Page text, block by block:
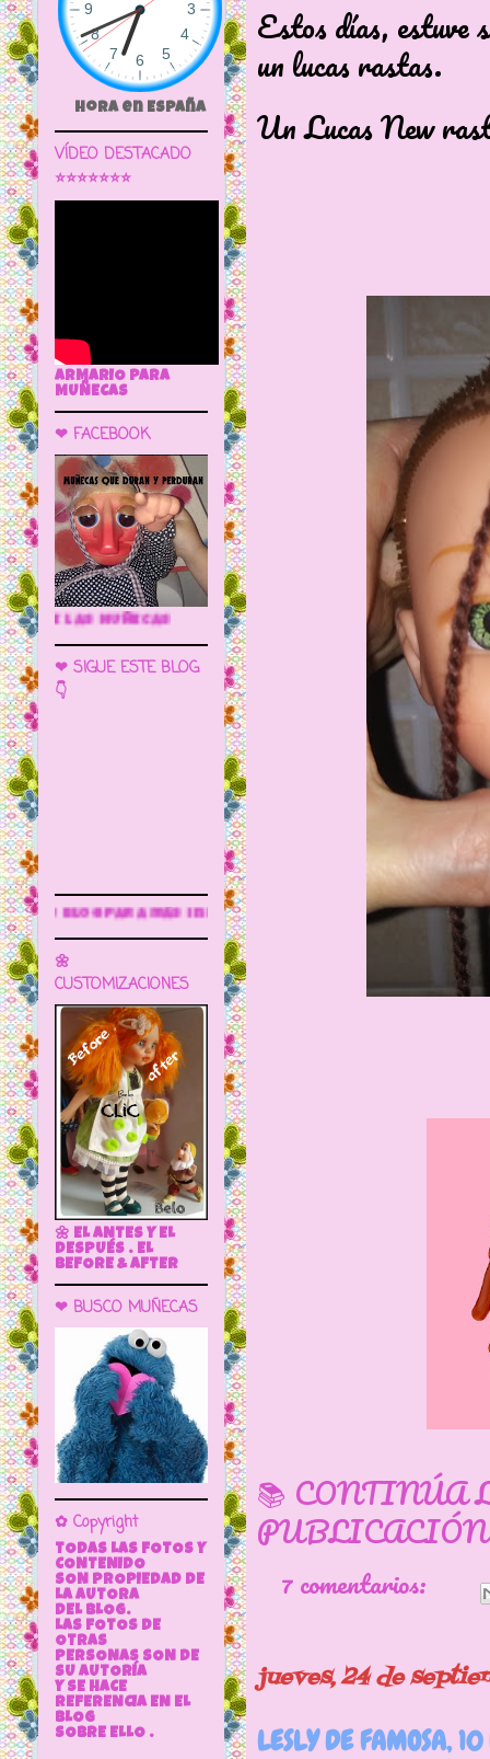
Estos días, estuve
un lucas rastas.
Un Lucas New
📚 CONTINÚA
7 comentarios:
jueves, 24 de
LESLY DE FAMOSA,
Hora en España
VÍDEO DESTACADO
⭐⭐⭐⭐⭐⭐⭐
ARMARIO PARA
MUÑECAS
❤ FACEBOOK
🌼 LA CUEVA DE LAS MUÑECAS
❤ SIGUE ESTE BLOG
👇
información
🌼
CUSTOMIZACIONES
🌼 EL ANTES Y EL
DESPUÉS . EL
BEFORE & AFTER
❤ BUSCO MUÑECAS
✿ Copyright
TODAS LAS FOTOS Y
CONTENIDO
SON PROPIEDAD DE
LA AUTORA
DEL BLOG.
LAS FOTOS DE
OTRAS
PERSONAS SON DE
SU AUTORÍA
Y SE HACE
REFERENCIA EN EL
BLOG
SOBRE ELLO .